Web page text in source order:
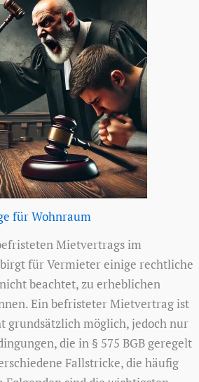
für Wohnraum
Mietvertrags im
für Vermieter einige rechtliche
beachtet, zu erheblichen
Ein befristeter Mietvertrag ist
grundsätzlich möglich, jedoch nur
die in § 575 BGB geregelt
Fallstricke, die häufig